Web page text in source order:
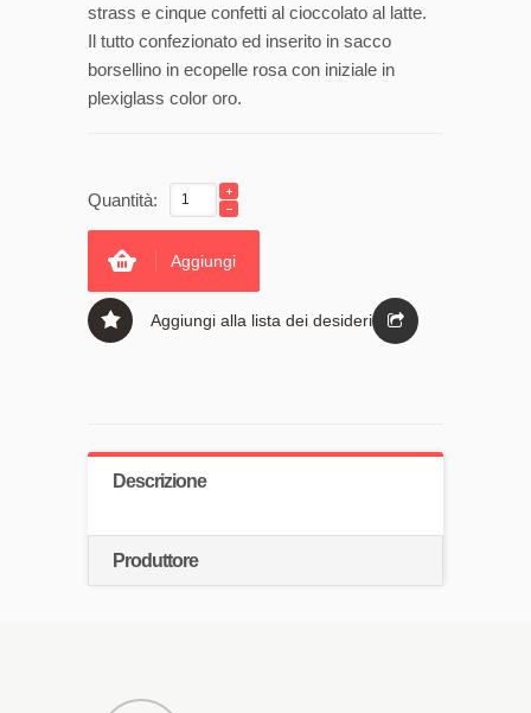
strass e cinque confetti al cioccolato al latte.
Il tutto confezionato ed inserito in sacco
borsellino in ecopelle rosa con iniziale in
plexiglass color oro.
Quantità:
Aggiungi
Aggiungi alla lista dei desideri
Descrizione
Produttore